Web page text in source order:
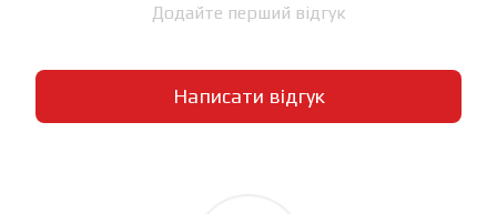
Додайте перший відгук
Написати відгук